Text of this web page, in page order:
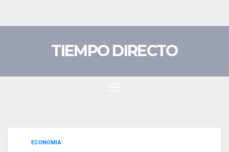
TIEMPO DIRECTO
ECONOMIA